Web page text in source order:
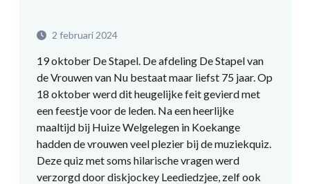
2 februari 2024
19 oktober De Stapel. De afdeling De Stapel van
de Vrouwen van Nu bestaat maar liefst 75 jaar. Op
18 oktober werd dit heugelijke feit gevierd met
een feestje voor de leden. Na een heerlijke
maaltijd bij Huize Welgelegen in Koekange
hadden de vrouwen veel plezier bij de muziekquiz.
Deze quiz met soms hilarische vragen werd
verzorgd door diskjockey Leediedzjee, zelf ook